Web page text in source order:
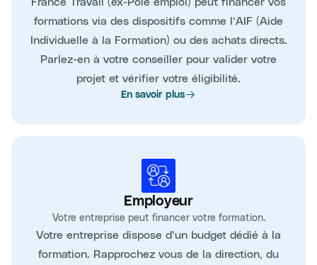
formations via des dispositifs comme l’AIF (Aide
Individuelle à la Formation) ou des achats directs.
Parlez-en à votre conseiller pour valider votre
projet et vérifier votre éligibilité.
En savoir plus
Employeur
Votre entreprise peut financer votre formation.
Votre entreprise dispose d’un budget dédié à la
formation. Rapprochez vous de la direction, du